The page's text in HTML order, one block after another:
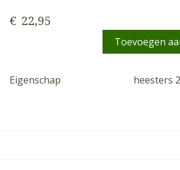
€ 22,95
Toevoegen
Eigenschap heesters